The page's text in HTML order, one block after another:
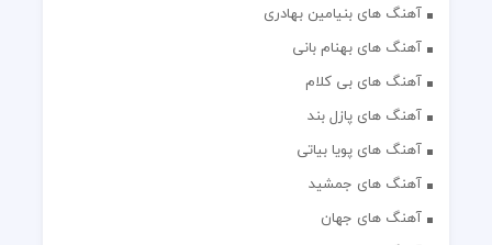
آهنگ های بنیامین بهادری
آهنگ های بهنام بانی
آهنگ های بی کلام
آهنگ های پازل بند
آهنگ های پویا بیاتی
آهنگ های جمشید
آهنگ های جهان